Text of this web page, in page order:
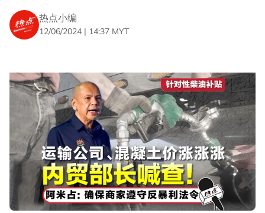
热点小编
12/06/2024 | 14:37 MYT